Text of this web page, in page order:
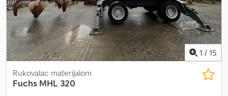
tačkasta stabilizacija Puna gumena guma Idealno za reciklažu
Otpadni metal i upravljanje otpadom
QUICK_CHANGE_ATTACHMENT (Brza izmena alata) = Dodatne
informacije = Težina praznog vozila: 22.000 kg Tip motora: Perkins
C7.1
1 / 15
Rukovalac materijalom
Fuchs MHL 320